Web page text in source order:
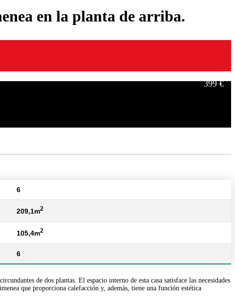
en la planta de arriba.
399 €
6
209,1m2
105,4m2
6
de dos plantas. El espacio interno de esta casa satisface las necesidades
que proporciona calefacción y, además, tiene una función estética